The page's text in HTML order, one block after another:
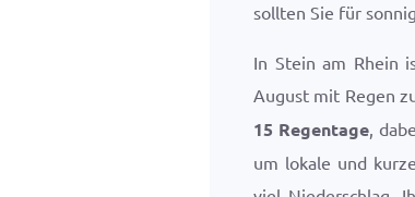
sollten Sie für
In Stein am Rhein
August mit Regen
15 Regentage,
um lokale und